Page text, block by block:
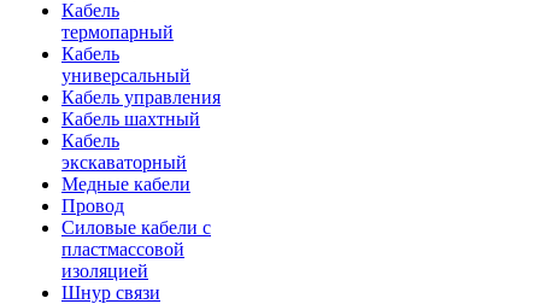
Кабель
термопарный
Кабель
универсальный
Кабель управления
Кабель шахтный
Кабель
экскаваторный
Медные кабели
Провод
Силовые кабели с
пластмассовой
изоляцией
Шнур связи